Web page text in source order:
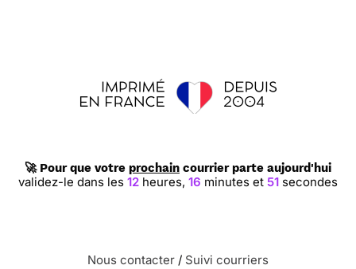
🚀 Pour que votre prochain courrier parte aujourd'hui
validez-le dans les 12 heures, 16 minutes et 51 secondes
Nous contacter / Suivi courriers